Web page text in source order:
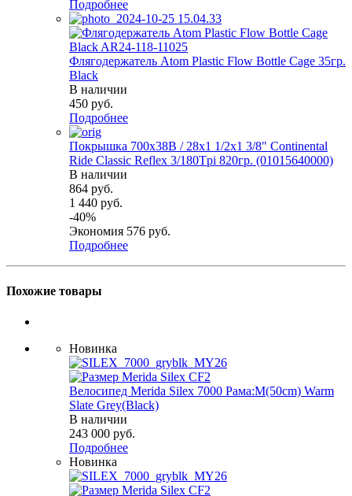
Подробнее
Флягодержатель Atom Plastic Flow Bottle Cage 35гр.
Black
В наличии
450 руб.
Подробнее
Покрышка 700x38B / 28x1 1/2х1 3/8" Continental
Ride Classic Reflex 3/180Tpi 820гр. (01015640000)
В наличии
864 руб.
1 440 руб.
-40%
Экономия 576 руб.
Подробнее
Похожие товары
Новинка
Велосипед Merida Silex 7000 Рама:M(50cm) Warm
Slate Grey(Black)
В наличии
243 000 руб.
Подробнее
Новинка